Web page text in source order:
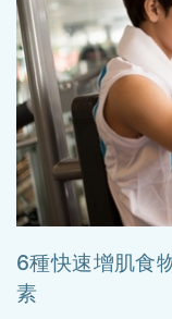
6種快速增肌食
素